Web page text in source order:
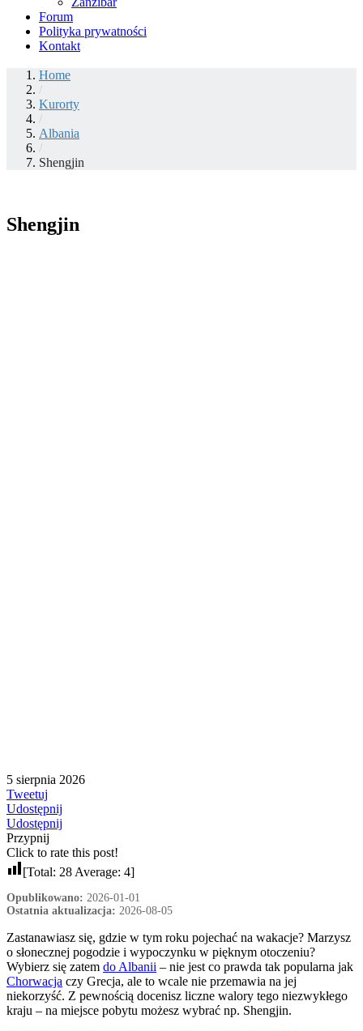
Forum
Polityka prywatności
Kontakt
Home
/
Kurorty
/
Albania
/
Shengjin
Shengjin
5 sierpnia 2026
Tweetuj
Udostępnij
Udostępnij
Przypnij
Click to rate this post!
[Total: 28Average: 4]
Opublikowano: 2026-01-01
Ostatnia aktualizacja: 2026-08-05
Zastanawiasz się, gdzie w tym roku pojechać na wakacje? Marzysz
o słonecznej pogodzie i wypoczynku w pięknym otoczeniu?
Wybierz się zatem do Albanii – nie jest co prawda tak popularna jak
Chorwacja czy Grecja, ale to wcale nie przemawia na jej
niekorzyść. Z pewnością docenisz liczne walory tego niezwykłego
kraju – na miejsce pobytu możesz wybrać np. Shengjin.